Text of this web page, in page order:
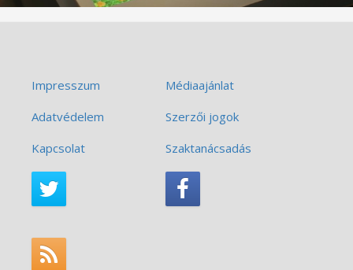
Impresszum
Médiaajánlat
Adatvédelem
Szerzői jogok
Kapcsolat
Szaktanácsadás